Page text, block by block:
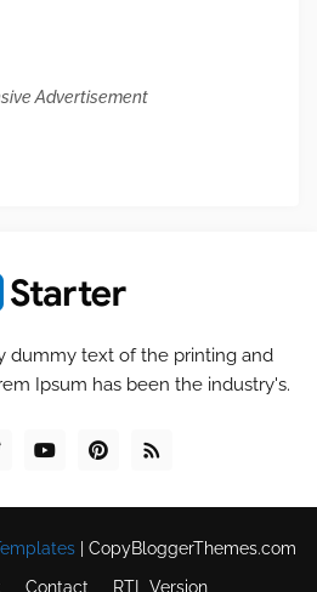
Advertisement
dummy text of the printing and
Ipsum has been the industry's.
| CopyBloggerThemes.com
Contact RTL Version